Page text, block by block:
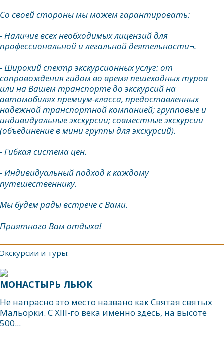
Со своей стороны мы можем гарантировать:
- Наличие всех необходимых лицензий для
профессиональной и легальной деятельности¬.
- Широкий спектр экскурсионных услуг: от
сопровождения гидом во время пешеходных туров
или на Вашем транспорте до экскурсий на
автомобилях премиум-класса, предоставленных
надёжной транспортной компанией; групповые и
индивидуальные экскурсии; совместные экскурсии
(объединение в мини группы для экскурсий).
- Гибкая система цен.
- Индивидуальный подход к каждому
путешественнику.
Мы будем рады встрече с Вами.
Приятного Вам отдыха!
Экскурсии и туры:
МОНАСТЫРЬ ЛЬЮК
Не напрасно это место названо как Святая святых
Мальорки. C XIII-го века именно здесь, на высоте
500...